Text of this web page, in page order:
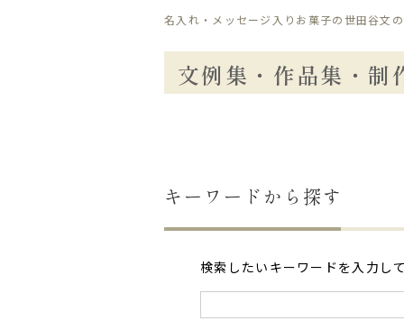
名入れ・メッセージ入りお菓子の世田谷文
文例集・作品集・制
キーワードから探す
検索したいキーワードを入力し